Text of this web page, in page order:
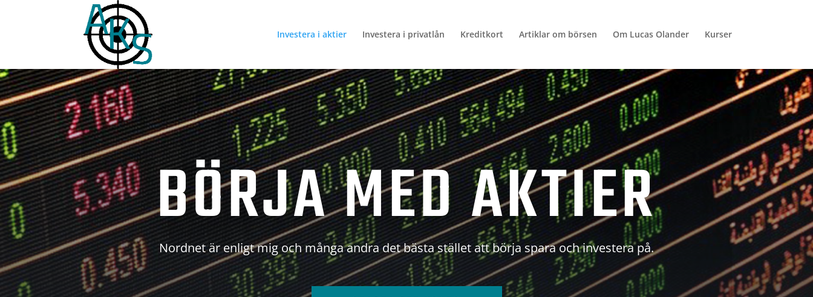
Investera i aktier Investera i privatlån Kreditkort Artiklar om börsen Om Lucas Olander Kurser
BÖRJA MED AKTIER
Nordnet är enligt mig och många andra det bästa stället att börja spara och investera på.